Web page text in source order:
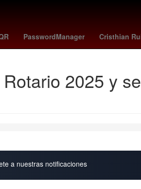
PasswordManager Cristhian
Antoine Griezmann Nueva York
2025 y
a nuestras notificaciones